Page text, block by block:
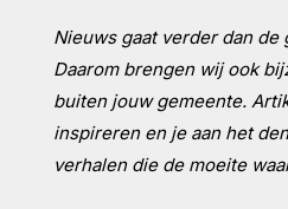
Nieuws gaat verder dan de
Daarom brengen wij ook
buiten jouw gemeente.
inspireren en je aan het
verhalen die de moeite